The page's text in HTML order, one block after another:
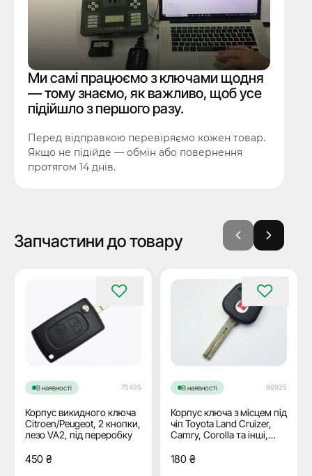
Ми самі працюємо з ключами щодня
— тому знаємо, як важливо, щоб усе
підійшло з першого разу.
Перед відправкою перевіряємо кожен товар.
Якщо не підійде — обмін або повернення
протягом 14 днів.
Запчастини до товару
В наявності 75495
Корпус викидного ключа
Citroen/Peugeot, 2 кнопки,
лезо VA2, під переробку
450 ₴
В наявності 86925
Корпус ключа з місцем під
чіп Toyota Land Cruizer,
Camry, Corolla та інші,
180 ₴